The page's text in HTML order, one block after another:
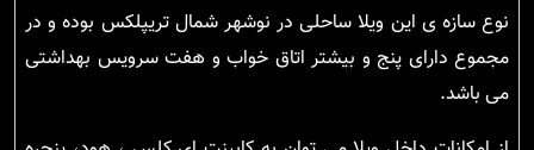
نوع سازه ی این ویلا ساحلی در نوشهر شمال تریپلکس بوده و در
مجموع دارای پنج و بیشتر اتاق خواب و هفت سرویس بهداشتی
می باشد.